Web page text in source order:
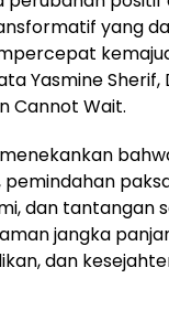
yang
Yasmine
Cannot Wait.
dan tantangan
jangka
dan